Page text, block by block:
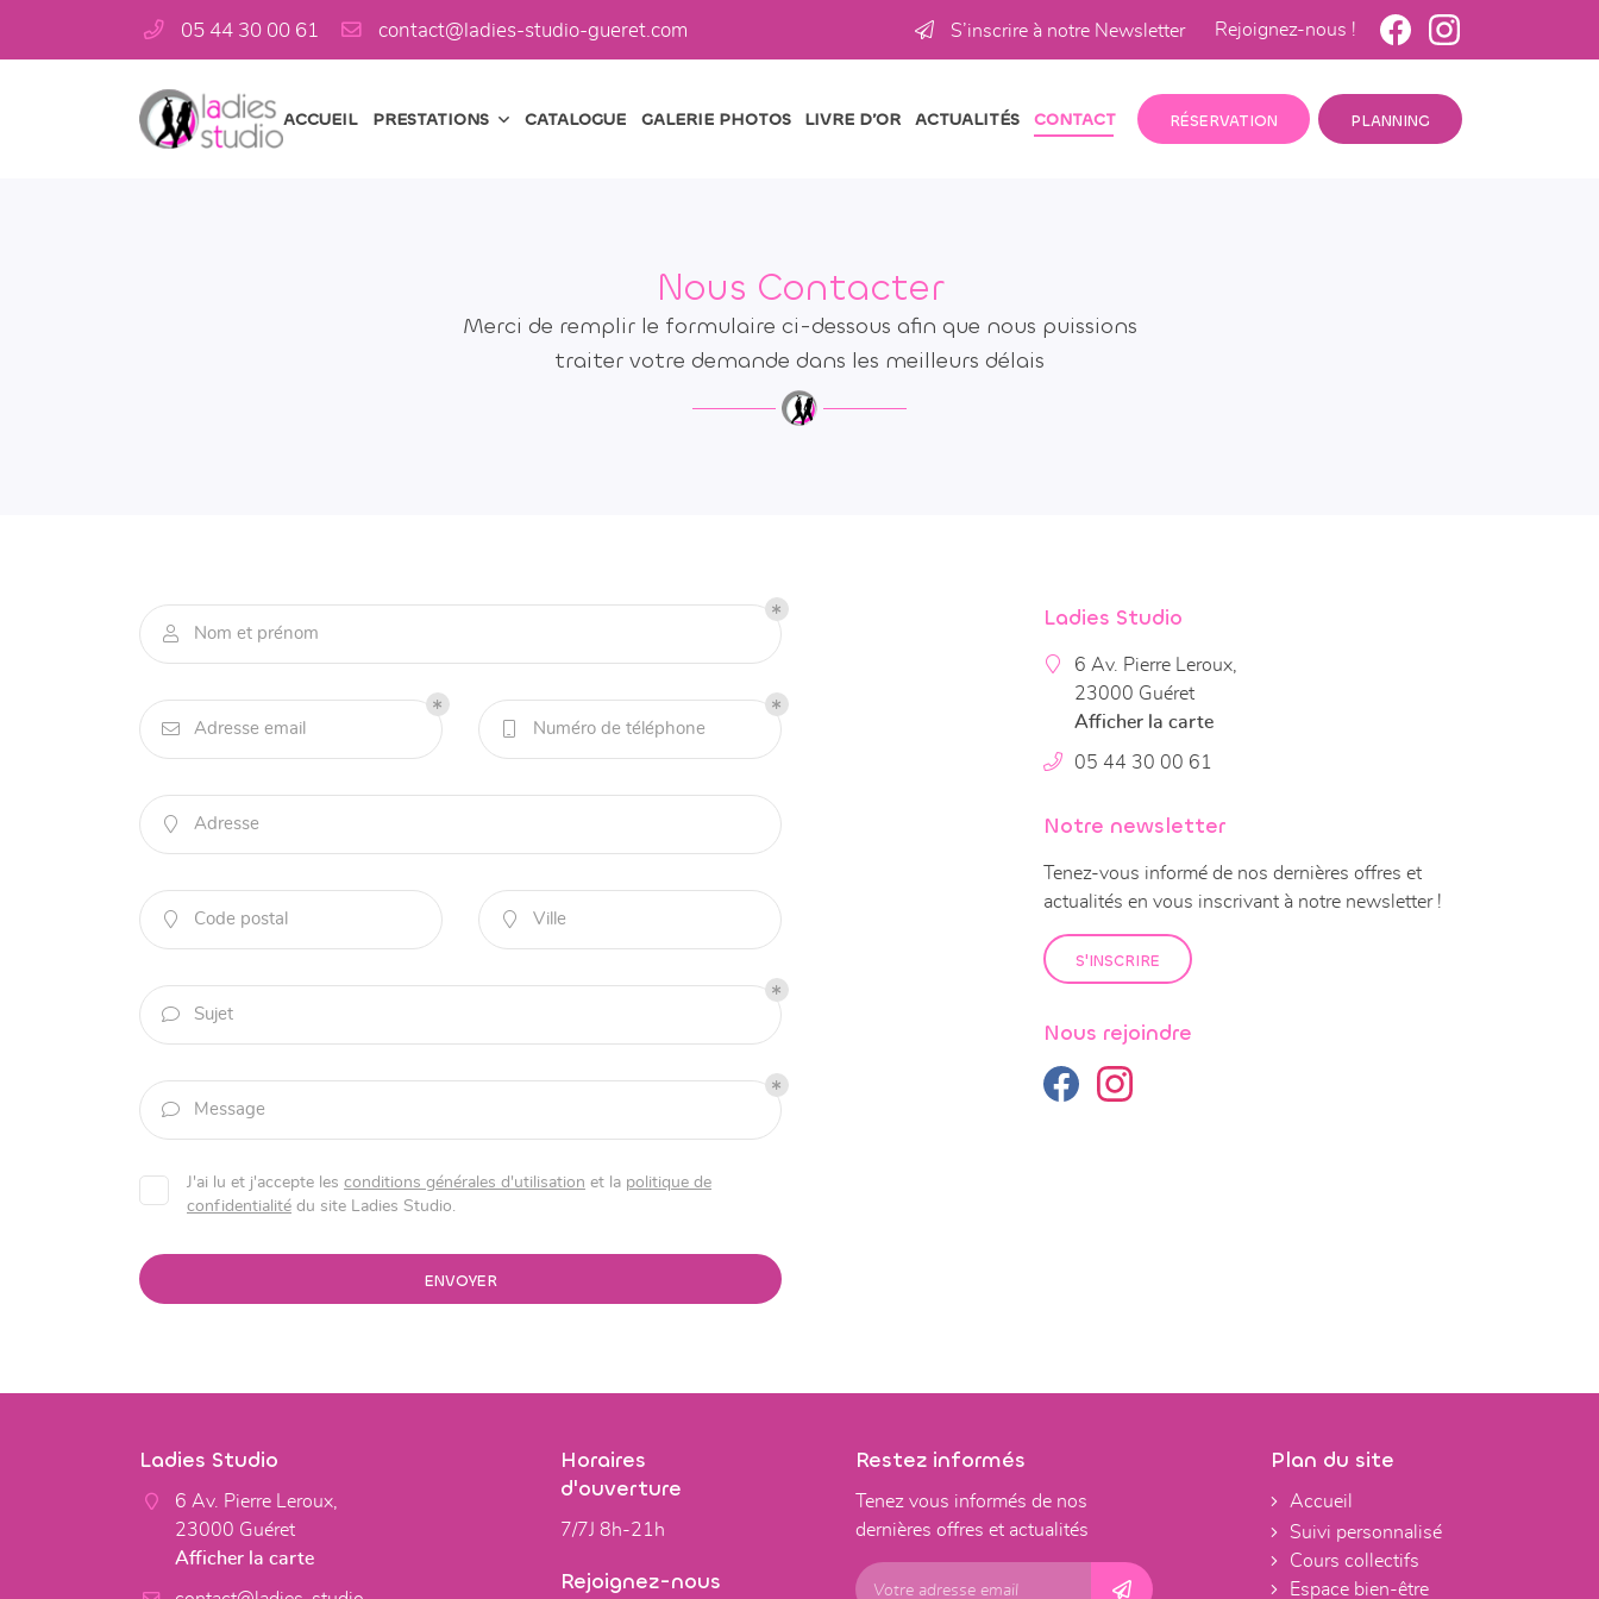
05 44 30 00 61 S’inscrire à notre Newsletter Rejoignez-nous !
ACCUEIL PRESTATIONS CATALOGUE GALERIE PHOTOS LIVRE D’OR ACTUALITÉS CONTACT RÉSERVATION PLANNING
05 44 30 00 61
Nous Contacter
Merci de remplir le formulaire ci-dessous afin que nous puissions
traiter votre demande dans les meilleurs délais
 Nom et prénom
 Adresse email Numéro de téléphone
 Adresse
 Code postal  Ville
 Sujet
 Message
J'ai lu et j'accepte les conditions générales d'utilisation et la politique de
confidentialité du site Ladies Studio.
ENVOYER
Ladies Studio
6 Av. Pierre Leroux,
23000 Guéret
Afficher la carte
05 44 30 00 61
Notre newsletter
Tenez-vous informé de nos dernières offres et
actualités en vous inscrivant à notre newsletter !
S'INSCRIRE
Nous rejoindre
Ladies Studio
6 Av. Pierre Leroux,
23000 Guéret
Afficher la carte
Horaires
d'ouverture
7/7J 8h-21h
Rejoignez-nous
Restez informés
Tenez vous informés de nos
dernières offres et actualités
Plan du site
Accueil
Suivi personnalisé
Cours collectifs
Espace bien-être